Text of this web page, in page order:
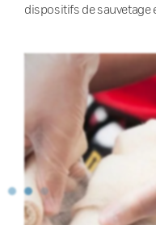
dispositifs de sauvetage